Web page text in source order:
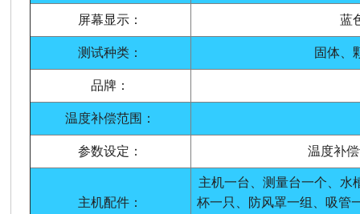
屏幕显示： 蓝
测试种类： 固体、
品牌：
温度补偿范围：
参数设定： 温度补
主机配件：
主机一台、测量台一个、水
杯一只、防风罩一组、吸管